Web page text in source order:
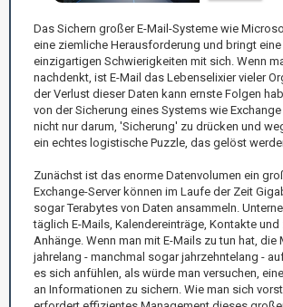
Das Sichern großer E-Mail-Systeme wie
eine ziemliche Herausforderung und bringt eine
einzigartigen Schwierigkeiten mit sich. Wenn
nachdenkt, ist E-Mail das Lebenselixier vieler
der Verlust dieser Daten kann ernste Folgen
von der Sicherung eines Systems wie
nicht nur darum, 'Sicherung' zu drücken und
ein echtes logistische Puzzle, das gelöst
Zunächst ist das enorme Datenvolumen ein
Exchange-Server können im Laufe der Zeit
sogar Terabytes von Daten ansammeln.
täglich E-Mails, Kalendereinträge, Kontakte und
Anhänge. Wenn man mit E-Mails zu tun hat, die
jahrelang - manchmal sogar jahrzehntelang -
es sich anfühlen, als würde man versuchen,
an Informationen zu sichern. Wie man sich